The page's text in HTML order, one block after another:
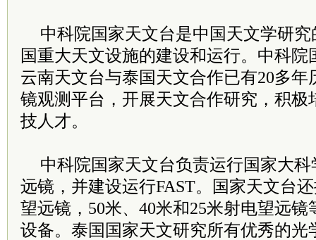
中科院国家天文台是中国天文学研
国重大天文设施的建设和运行。中科院
云南天文台与泰国天文合作已有20多年
镜观测平台，开展天文合作研究，积极
技人才。
中科院国家天文台负责运行国家大
远镜，并建设运行FAST。国家天文台
望远镜，50米、40米和25米射电望远
设备。泰国国家天文研究所有优秀的光